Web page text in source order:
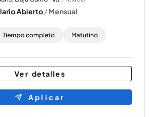
Abierto/Mensual
Tiempo completo Matutino
Ver detalles
Aplicar